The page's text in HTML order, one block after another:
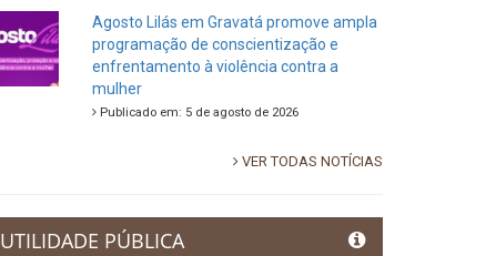
Agosto Lilás em Gravatá promove ampla
programação de conscientização e
enfrentamento à violência contra a
mulher
Publicado em: 5 de agosto de 2026
VER TODAS NOTÍCIAS
UTILIDADE PÚBLICA